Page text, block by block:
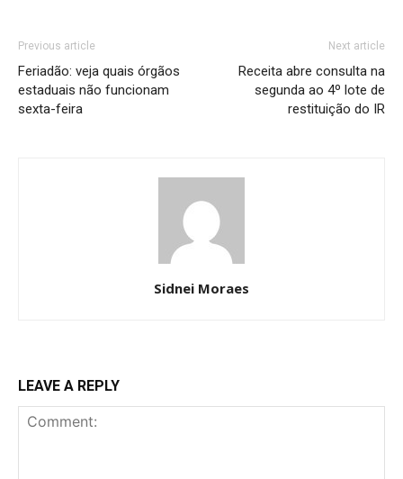
Previous article
Feriadão: veja quais órgãos
estaduais não funcionam
sexta-feira
Next article
Receita abre consulta na
segunda ao 4º lote de
restituição do IR
Sidnei Moraes
LEAVE A REPLY